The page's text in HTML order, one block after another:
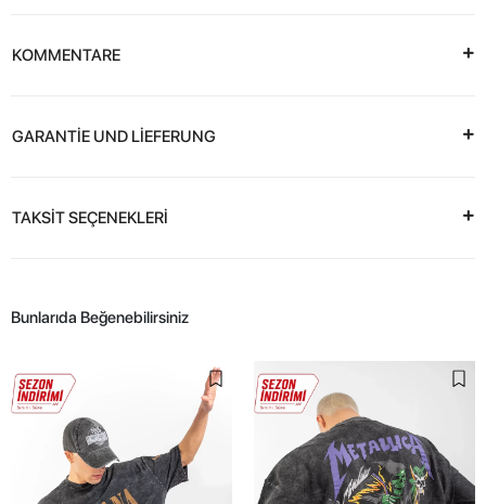
KOMMENTARE
GARANTİE UND LİEFERUNG
TAKSİT SEÇENEKLERİ
Bunlarıda Beğenebilirsiniz